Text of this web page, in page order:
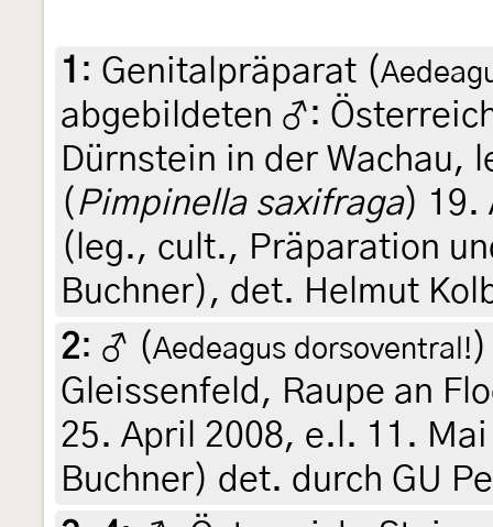
1 : Genitalpräparat (
abgebildeten ♂:
Dürnstein in der Wachau,
( Pimpinella saxifraga) 19.
(leg., cult., Präparation
Buchner), det. Helmut
2: ♂ (Aedeagus dorsoventral!
Gleissenfeld, Raupe an
25. April 2008, e.l. 11.
Buchner) det. durch GU